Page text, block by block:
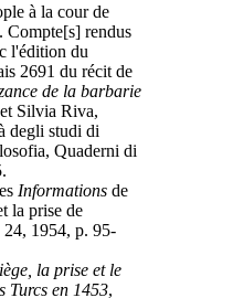
à la cour de
rendus
l'édition du
2691 du récit de
de la barbarie
Silvia Riva,
degli studi di
Quaderni di
Informations de
la prise de
24, 1954, p. 95-
la prise et le
Turcs en 1453,